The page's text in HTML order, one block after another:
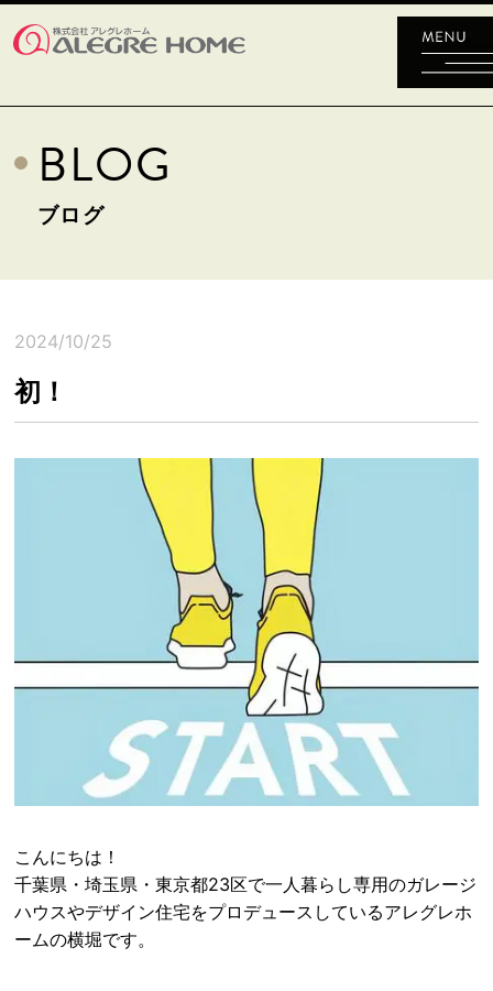
BLOG
ブログ
2024/10/25
初！
こんにちは！
千葉県・埼玉県・東京都23区で一人暮らし専用のガレージ
ハウスやデザイン住宅をプロデュースしているアレグレホ
ームの横堀です。